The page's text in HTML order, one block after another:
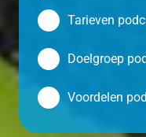
Tarieven
Doelgroep
Voordelen